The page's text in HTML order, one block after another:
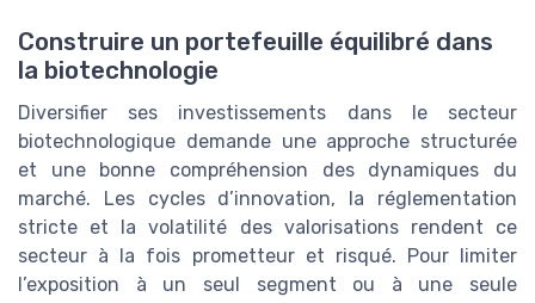
Construire un portefeuille équilibré dans
la biotechnologie
Diversifier ses investissements dans le secteur
biotechnologique demande une approche structurée
et une bonne compréhension des dynamiques du
marché. Les cycles d’innovation, la réglementation
stricte et la volatilité des valorisations rendent ce
secteur à la fois prometteur et risqué. Pour limiter
l’exposition à un seul segment ou à une seule